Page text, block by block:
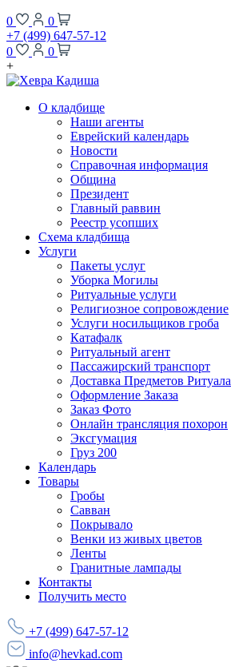
0
0
+7 (499) 647-57-12
0
0
+
О кладбище
Наши агенты
Еврейский календарь
Новости
Справочная информация
Община
Президент
Главный раввин
Реестр усопших
Схема кладбища
Услуги
Пакеты услуг
Уборка Могилы
Ритуальные услуги
Религиозное сопровождение
Услуги носильщиков гроба
Катафалк
Ритуальный агент
Пассажирский транспорт
Доставка Предметов Ритуала
Оформление Заказа
Заказ Фото
Онлайн трансляция похорон
Эксгумация
Груз 200
Календарь
Товары
Гробы
Савван
Покрывало
Венки из живых цветов
Ленты
Гранитные лампады
Контакты
Получить место
+7 (499) 647-57-12
info@hevkad.com